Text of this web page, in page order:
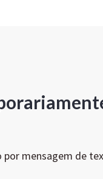
por mensagem de